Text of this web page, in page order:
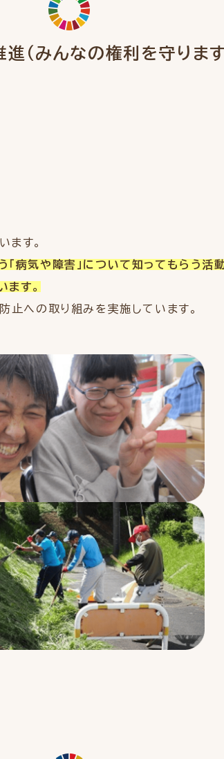
進 （みんなの権利を守ります
ます。
病気や障害」について知ってもらう活
ます。
止への取り組みを実施しています。